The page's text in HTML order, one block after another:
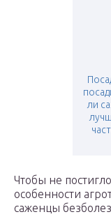
ли
Чтобы не
особенности
саженцы